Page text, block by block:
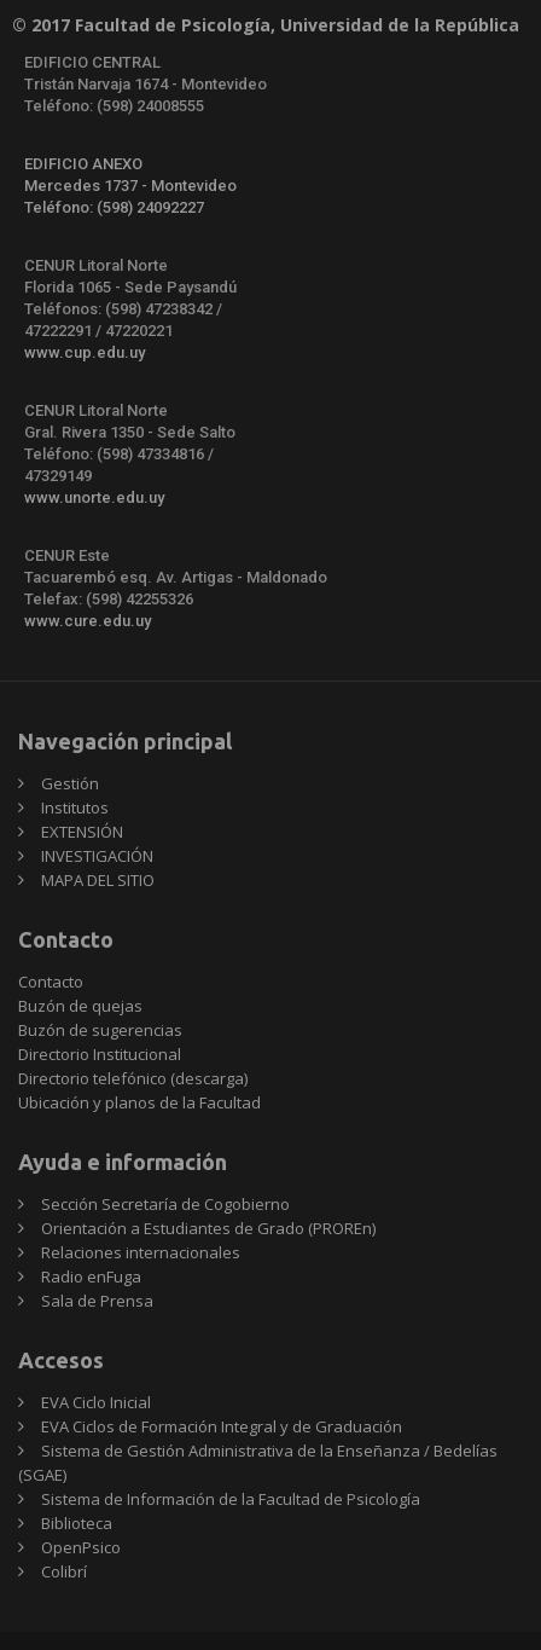
© 2017 Facultad de Psicología, Universidad de la República
EDIFICIO CENTRAL
Tristán Narvaja 1674 - Montevideo
Teléfono: (598) 24008555
EDIFICIO ANEXO
Mercedes 1737 - Montevideo
Teléfono: (598) 24092227
CENUR Litoral Norte
Florida 1065 - Sede Paysandú
Teléfonos: (598) 47238342 /
47222291 / 47220221
www.cup.edu.uy
CENUR Litoral Norte
Gral. Rivera 1350 - Sede Salto
Teléfono: (598) 47334816 /
47329149
www.unorte.edu.uy
CENUR Este
Tacuarembó esq. Av. Artigas - Maldonado
Telefax: (598) 42255326
www.cure.edu.uy
Navegación principal
Gestión
Institutos
EXTENSIÓN
INVESTIGACIÓN
MAPA DEL SITIO
Contacto
Contacto
Buzón de quejas
Buzón de sugerencias
Directorio Institucional
Directorio telefónico (descarga)
Ubicación y planos de la Facultad
Ayuda e información
Sección Secretaría de Cogobierno
Orientación a Estudiantes de Grado (PROREn)
Relaciones internacionales
Radio enFuga
Sala de Prensa
Accesos
EVA Ciclo Inicial
EVA Ciclos de Formación Integral y de Graduación
Sistema de Gestión Administrativa de la Enseñanza / Bedelías
(SGAE)
Sistema de Información de la Facultad de Psicología
Biblioteca
OpenPsico
Colibrí